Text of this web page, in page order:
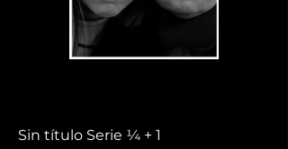
Sin título Serie ¼ + 1